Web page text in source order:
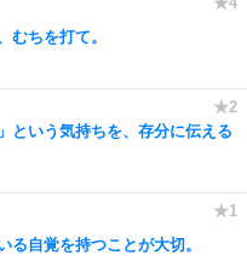
むちを打て。
という気持ちを、存分に伝える
る自覚を持つことが大切。